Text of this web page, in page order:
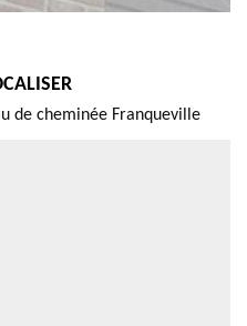
de cheminée Franqueville